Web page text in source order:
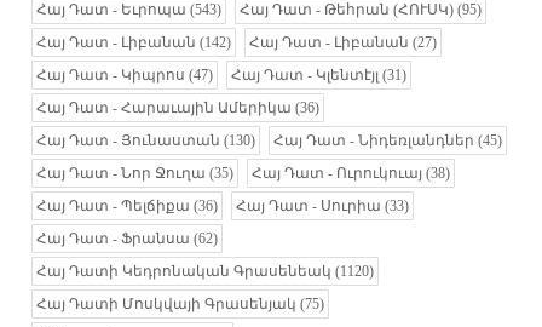
Հայ Դատ - Եւրոպա (543) Հայ Դատ - Թեհրան (ՀՈՒՍԿ) (95)
Հայ Դատ - Լիբանան (142) Հայ Դատ - Լիբանան (27)
Հայ Դատ - Կիպրոս (47) Հայ Դատ - Կլենտէյլ (31)
Հայ Դատ - Հարաւային Ամերիկա (36)
Հայ Դատ - Յունաստան (130) Հայ Դատ - Նիդեռլանդներ (45)
Հայ Դատ - Նոր Ջուղա (35) Հայ Դատ - Ուրուկուայ (38)
Հայ Դատ - Պելճիքա (36) Հայ Դատ - Սուրիա (33)
Հայ Դատ - Ֆրանսա (62)
Հայ Դատի Կեդրոնական Գրասենեակ (1120)
Հայ Դատի Մոսկվայի Գրասենյակ (75)